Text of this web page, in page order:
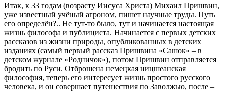
Итак, к 33 годам (возрасту Иисуса Христа) Михаил Пришвин,
уже известный учёный агроном, пишет научные труды. Путь
его определён?.. Не тут-то было, тут и начинается настоящая
жизнь философа и публициста. Начинается с первых детских
рассказов из жизни природы, опубликованных в детских
изданиях (самый первый рассказ Пришвина «Сашок» – в
детском журнале «Родничок»), потом Пришвин отправляется
бродить по Руси. Отброшена немецкая ницшеанская
философия, теперь его интересует жизнь простого русского
человека, и он совершает путешествия по Заволжью, после –